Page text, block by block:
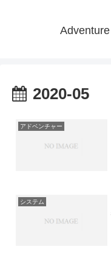
2020-05
アドベンチャー
システム